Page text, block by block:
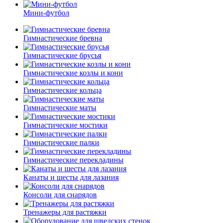
Мини-футбол
Гимнастические бревна
Гимнастические брусья
Гимнастические козлы и кони
Гимнастические кольца
Гимнастические маты
Гимнастические мостики
Гимнастические палки
Гимнастические перекладины
Канаты и шесты для лазания
Консоли для снарядов
Тренажеры для растяжки